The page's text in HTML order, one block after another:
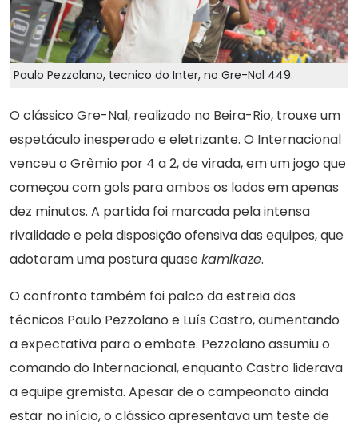
Paulo Pezzolano, tecnico do Inter, no Gre-Nal 449.
O clássico Gre-Nal, realizado no Beira-Rio, trouxe um
espetáculo inesperado e eletrizante. O Internacional
venceu o Grêmio por 4 a 2, de virada, em um jogo que
começou com gols para ambos os lados em apenas
dez minutos. A partida foi marcada pela intensa
rivalidade e pela disposição ofensiva das equipes, que
adotaram uma postura quasekamikaze.
O confronto também foi palco da estreia dos
técnicos Paulo Pezzolano e Luís Castro, aumentando
a expectativa para o embate. Pezzolano assumiu o
comando do Internacional, enquanto Castro liderava
a equipe gremista. Apesar de o campeonato ainda
estar no início, o clássico apresentava um teste de